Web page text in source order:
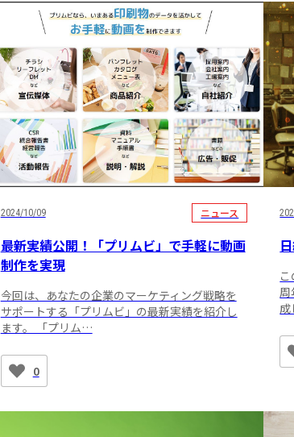
2024/10/09 ニュース
最新実績公開！「プリムビ」で手軽に動画
制作を実現
今回は、あなたの企業のマーケティング戦略を
サポートする「プリムビ」の最新実績を紹介し
ます。 「プリム…
0
周